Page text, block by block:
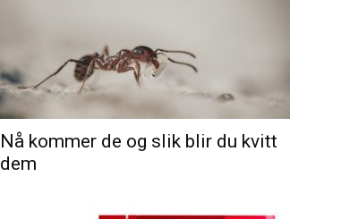
Nå kommer de og slik blir du kvitt
dem